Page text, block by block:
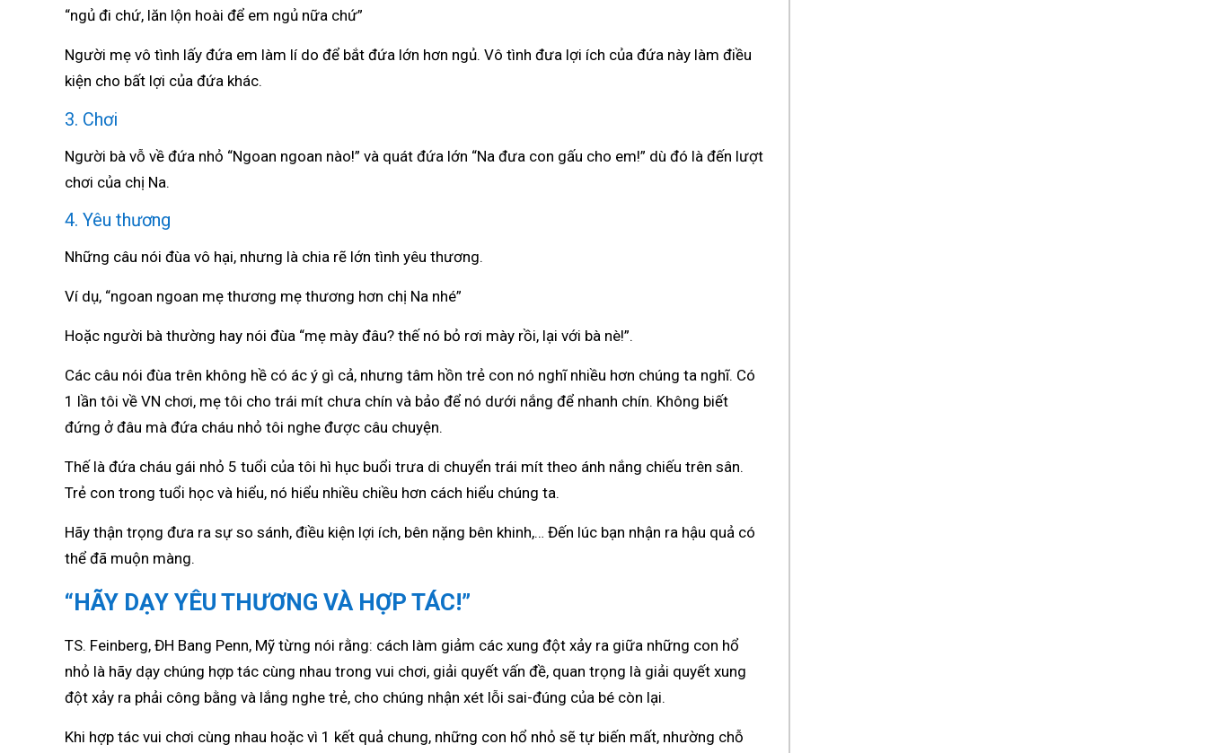
“ngủ đi chứ, lăn lộn hoài để em ngủ nữa chứ”
Người mẹ vô tình lấy đứa em làm lí do để bắt đứa lớn hơn ngủ. Vô tình đưa lợi ích của đứa này làm điều
kiện cho bất lợi của đứa khác.
3. Chơi
Người bà vỗ về đứa nhỏ “Ngoan ngoan nào!” và quát đứa lớn “Na đưa con gấu cho em!” dù đó là đến lượt
chơi của chị Na.
4. Yêu thương
Những câu nói đùa vô hại, nhưng là chia rẽ lớn tình yêu thương.
Ví dụ, “ngoan ngoan mẹ thương mẹ thương hơn chị Na nhé”
Hoặc người bà thường hay nói đùa “mẹ mày đâu? thế nó bỏ rơi mày rồi, lại với bà nè!”.
Các câu nói đùa trên không hề có ác ý gì cả, nhưng tâm hồn trẻ con nó nghĩ nhiều hơn chúng ta nghĩ. Có
1 lần tôi về VN chơi, mẹ tôi cho trái mít chưa chín và bảo để nó dưới nắng để nhanh chín. Không biết
đứng ở đâu mà đứa cháu nhỏ tôi nghe được câu chuyện.
Thế là đứa cháu gái nhỏ 5 tuổi của tôi hì hục buổi trưa di chuyển trái mít theo ánh nắng chiếu trên sân.
Trẻ con trong tuổi học và hiểu, nó hiểu nhiều chiều hơn cách hiểu chúng ta.
Hãy thận trọng đưa ra sự so sánh, điều kiện lợi ích, bên nặng bên khinh,… Đến lúc bạn nhận ra hậu quả có
thể đã muộn màng.
“HÃY DẠY YÊU THƯƠNG VÀ HỢP TÁC!”
TS. Feinberg, ĐH Bang Penn, Mỹ từng nói rằng: cách làm giảm các xung đột xảy ra giữa những con hổ
nhỏ là hãy dạy chúng hợp tác cùng nhau trong vui chơi, giải quyết vấn đề, quan trọng là giải quyết xung
đột xảy ra phải công bằng và lắng nghe trẻ, cho chúng nhận xét lỗi sai-đúng của bé còn lại.
Khi hợp tác vui chơi cùng nhau hoặc vì 1 kết quả chung, những con hổ nhỏ sẽ tự biến mất, nhường chỗ